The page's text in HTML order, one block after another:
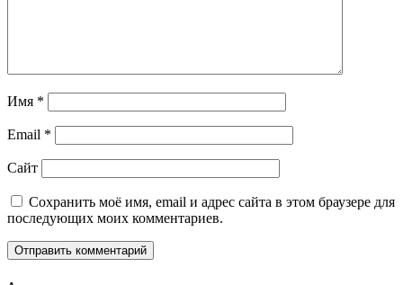
Имя *
Email *
Сайт
Сохранить моё имя, email и адрес сайта в этом браузере для
последующих моих комментариев.